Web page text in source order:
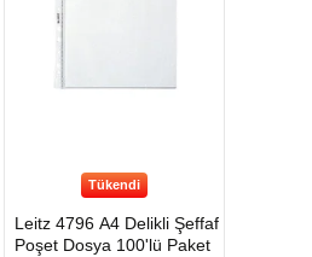
Tükendi
Leitz 4796 A4 Delikli Şeffaf
Poşet Dosya 100'lü Paket